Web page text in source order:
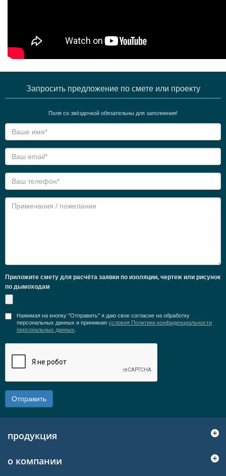
Запросить предложение по смете или проекту
Поля со звёздочкой обязательны для заполнения!
Приложите смету для расчёта заявки по изоляции, чертеж или рисунок
по дымоходам
Нажимая на кнопку "Отправить" я даю свое согласие на обработку
персональных данных и принимаю условия Политики конфиденциальности
персональных данных
Отправить
продукция
о компании